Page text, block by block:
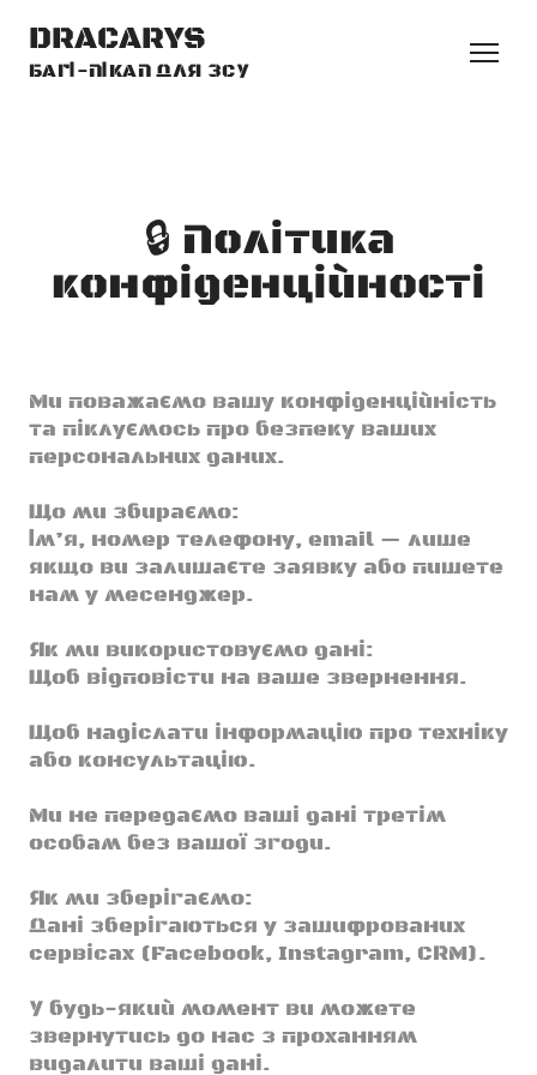
DRACARYS
БАГІ-ПІКАП ДЛЯ ЗСУ
🔒 Політика
конфіденційності
Ми поважаємо вашу конфіденційність
та піклуємось про безпеку ваших
персональних даних.
Що ми збираємо:
Ім’я, номер телефону, email — лише
якщо ви залишаєте заявку або пишете
нам у месенджер.
Як ми використовуємо дані:
Щоб відповісти на ваше звернення.
Щоб надіслати інформацію про техніку
або консультацію.
Ми не передаємо ваші дані третім
особам без вашої згоди.
Як ми зберігаємо:
Дані зберігаються у зашифрованих
сервісах (Facebook, Instagram, CRM).
У будь-який момент ви можете
звернутись до нас з проханням
видалити ваші дані.